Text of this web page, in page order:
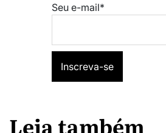
Seu e-mail*
Leia também